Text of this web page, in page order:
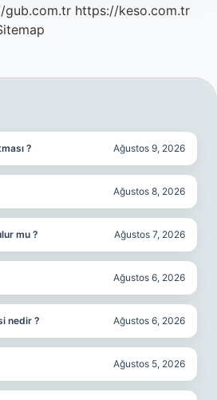
gub.com.tr https://keso.com.tr
? Ağustos 9, 2026
Ağustos 8, 2026
mu ? Ağustos 7, 2026
Ağustos 6, 2026
nedir ? Ağustos 6, 2026
Ağustos 5, 2026